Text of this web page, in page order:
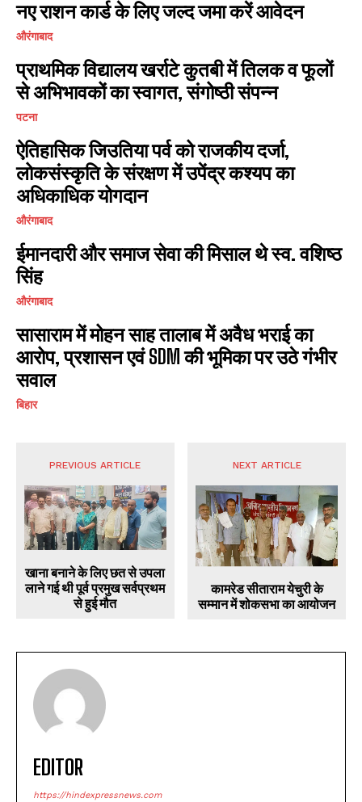
नए राशन कार्ड के लिए जल्द जमा करें आवेदन
औरंगाबाद
प्राथमिक विद्यालय खर्राटे कुतबी में तिलक व फूलों
से अभिभावकों का स्वागत, संगोष्ठी संपन्न
पटना
ऐतिहासिक जिउतिया पर्व को राजकीय दर्जा,
लोकसंस्कृति के संरक्षण में उपेंद्र कश्यप का
अधिकाधिक योगदान
औरंगाबाद
ईमानदारी और समाज सेवा की मिसाल थे स्व. वशिष्ठ
सिंह
औरंगाबाद
सासाराम में मोहन साह तालाब में अवैध भराई का
आरोप, प्रशासन एवं SDM की भूमिका पर उठे गंभीर
सवाल
बिहार
PREVIOUS ARTICLE
खाना बनाने के लिए छत से उपला
लाने गई थी पूर्व प्रमुख सर्वप्रथम
से हुई मौत
NEXT ARTICLE
कामरेड सीताराम येचुरी के
सम्मान में शोकसभा का आयोजन
EDITOR
https://hindexpressnews.com